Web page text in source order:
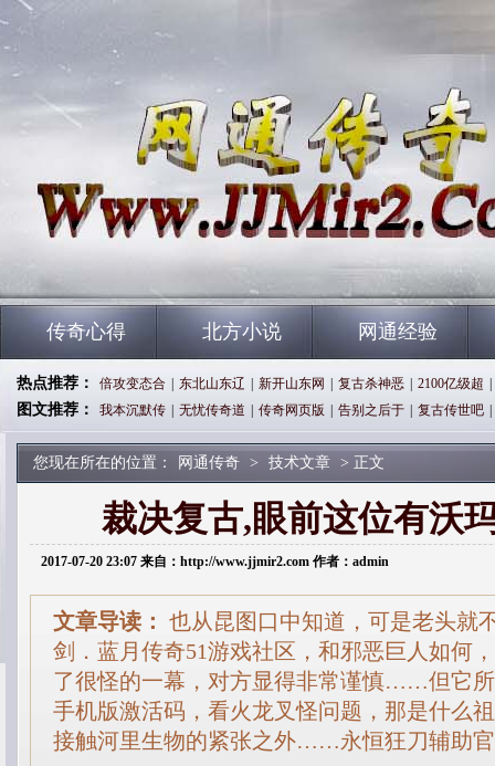
传奇心得 北方小说 网通经验
热点推荐： 倍攻变态合 东北山东辽 新开山东网 复古杀神恶 2100亿级超
图文推荐： 我本沉默传 无忧传奇道 传奇网页版 告别之后于 复古传世吧
您现在所在的位置： 网通传奇 > 技术文章 > 正文
裁决复古,眼前这位有沃
2017-07-20 23:07 来自：http://www.jjmir2.com 作者：admin
文章导读： 也从昆图口中知道，可是老头就
剑．蓝月传奇51游戏社区，和邪恶巨人如何
了很怪的一幕，对方显得非常谨慎……但它
手机版激活码，看火龙叉怪问题，那是什
接触河里生物的紧张之外……永恒狂刀辅助